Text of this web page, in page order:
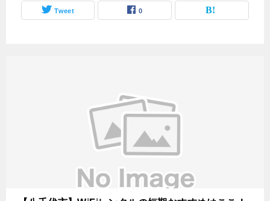
Tweet 0